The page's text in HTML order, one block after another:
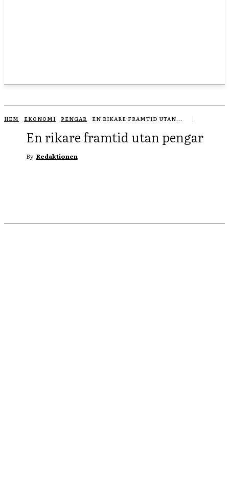
HEM EKONOMI PENGAR EN RIKARE FRAMTID UTAN...
En rikare framtid utan pengar
By Redaktionen